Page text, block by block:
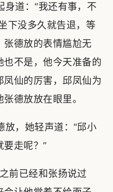
道：“我还有事，不
下没多久就告退，等
张德放的表情尴尬无
也不是，他今天准备的
仙的厉害，邱凤仙为
德放放在眼里。
，她轻声道：“邱小
走呢？”
前已经和张扬说过